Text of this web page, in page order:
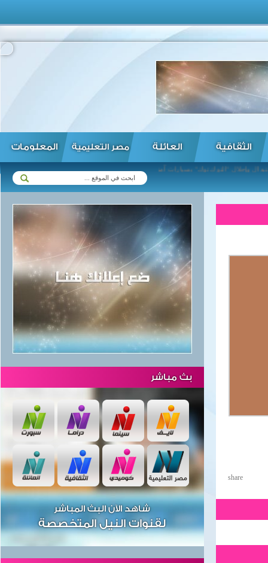
الثقافية العائلة مصر التعليمية المعلومات
share
بث مباشر
شاهد الآن البث المباشر
لقنوات النيل المتخصصة